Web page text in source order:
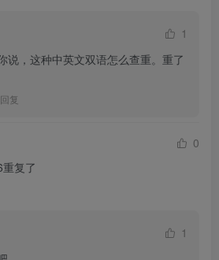
年4月订阅 波波日常 散發著成熟色氣的
年3月订阅视频[17V-628.5M]
年03月订阅 生化危機9·安魂曲 葛蕾絲
1
说，这种中英文双语怎么查重。重了
回复
0
复了
1